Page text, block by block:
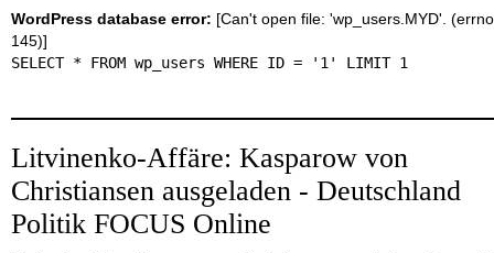
WordPress database error: [Can't open file: 'wp_users.MYD'.
145)]
SELECT * FROM wp_users WHERE ID = '1' LIMIT 1
Litvinenko-Affäre: Kasparow von
Christiansen ausgeladen - Deutschland
Politik FOCUS Online